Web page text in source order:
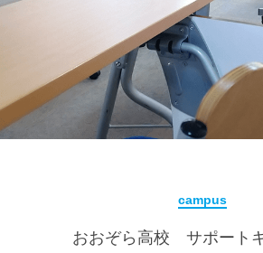
campus
おおぞら高校 サポート